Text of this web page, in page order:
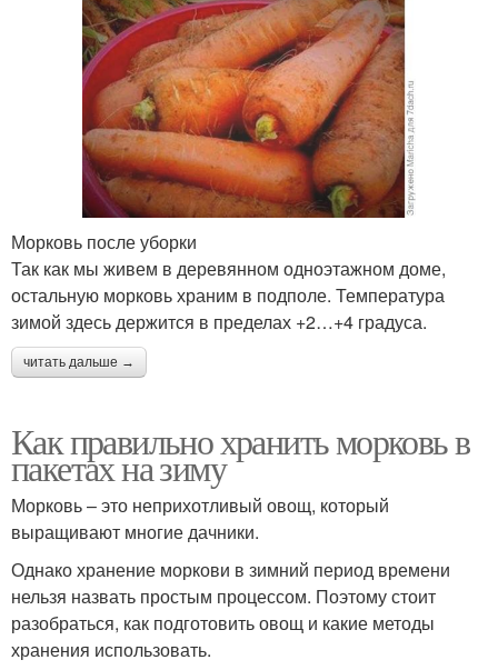
Морковь после уборки
Так как мы живем в деревянном одноэтажном доме,
остальную морковь храним в подполе. Температура
зимой здесь держится в пределах +2…+4 градуса.
читать дальше →
Как правильно хранить морковь в
пакетах на зиму
Морковь – это неприхотливый овощ, который
выращивают многие дачники.
Однако хранение моркови в зимний период времени
нельзя назвать простым процессом. Поэтому стоит
разобраться, как подготовить овощ и какие методы
хранения использовать.